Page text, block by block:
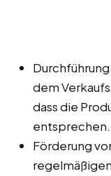
dem
dass die
entsprechen.
Förderung